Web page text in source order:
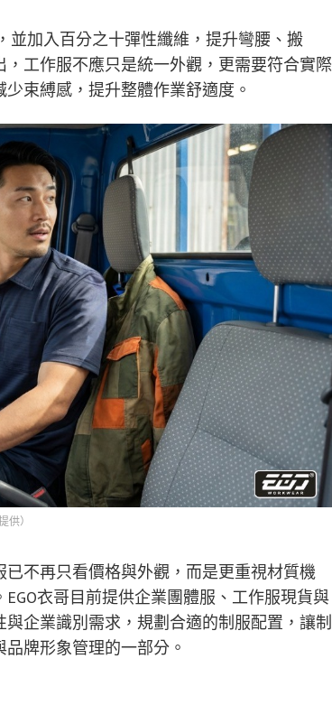
並加入百分之十彈性纖維，提升彎腰、搬
工作服不應只是統一外觀，更需要符合實際
束縛感，提升整體作業舒適度。
供）
不再只看價格與外觀，而是更重視材質機
衣哥目前提供企業團體服、工作服現貨與
企業識別需求，規劃合適的制服配置，讓制
牌形象管理的一部分。